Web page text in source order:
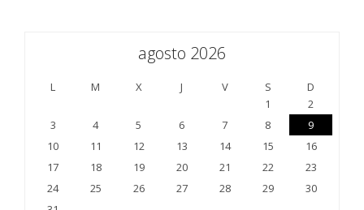
agosto 2026
L M X J V S
D
1
2
3
4 5 6 7 8
9
10
11 12 13 14 15
16
17
18 19 20 21 22
23
24
25 26 27 28 29
30